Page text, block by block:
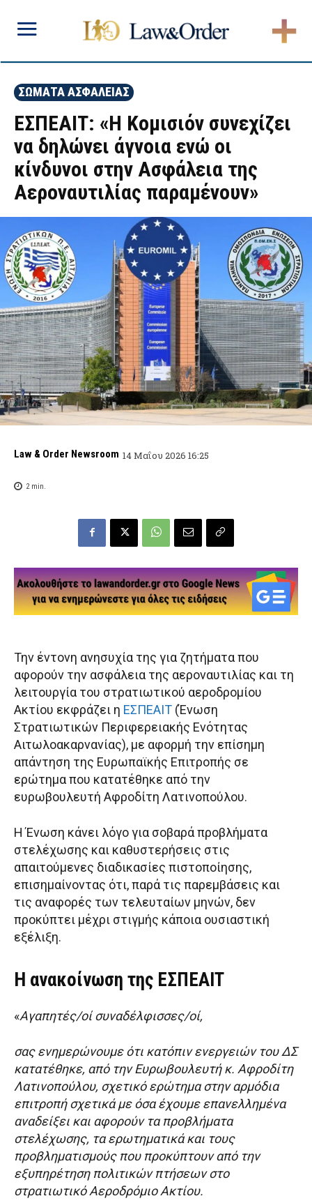
ΣΩΜΑΤΑ ΑΣΦΑΛΕΙΑΣ
ΕΣΠΕΑΙΤ: «H Κομισιόν συνεχίζει
να δηλώνει άγνοια ενώ οι
κίνδυνοι στην Ασφάλεια της
Αεροναυτιλίας παραμένουν»
Law & Order Newsroom 14 Μαΐου 2026 16:25
2min.
Την έντονη ανησυχία της για ζητήματα που
αφορούν την ασφάλεια της αεροναυτιλίας και τη
λειτουργία του στρατιωτικού αεροδρομίου
Ακτίου εκφράζει η ΕΣΠΕΑΙΤ (Ένωση
Στρατιωτικών Περιφερειακής Ενότητας
Αιτωλοακαρνανίας), με αφορμή την επίσημη
απάντηση της Ευρωπαϊκής Επιτροπής σε
ερώτημα που κατατέθηκε από την
ευρωβουλευτή Αφροδίτη Λατινοπούλου.
Η Ένωση κάνει λόγο για σοβαρά προβλήματα
στελέχωσης και καθυστερήσεις στις
απαιτούμενες διαδικασίες πιστοποίησης,
επισημαίνοντας ότι, παρά τις παρεμβάσεις και
τις αναφορές των τελευταίων μηνών, δεν
προκύπτει μέχρι στιγμής κάποια ουσιαστική
εξέλιξη.
Η ανακοίνωση της ΕΣΠΕΑΙΤ
«Αγαπητές/οί συναδέλφισσες/οί,
σας ενημερώνουμε ότι κατόπιν ενεργειών του ΔΣ
κατατέθηκε, από την Ευρωβουλευτή κ. Αφροδίτη
Λατινοπούλου, σχετικό ερώτημα στην αρμόδια
επιτροπή σχετικά με όσα έχουμε επανελλημένα
αναδείξει και αφορούν τα προβλήματα
στελέχωσης, τα ερωτηματικά και τους
προβληματισμούς που προκύπτουν από την
εξυπηρέτηση πολιτικών πτήσεων στο
στρατιωτικό Αεροδρόμιο Ακτίου.